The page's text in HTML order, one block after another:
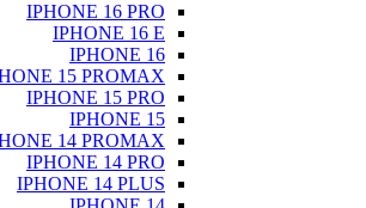
IPHONE 16 PRO
IPHONE 16 E
IPHONE 16
IPHONE 15 PROMAX
IPHONE 15 PRO
IPHONE 15
IPHONE 14 PROMAX
IPHONE 14 PRO
IPHONE 14 PLUS